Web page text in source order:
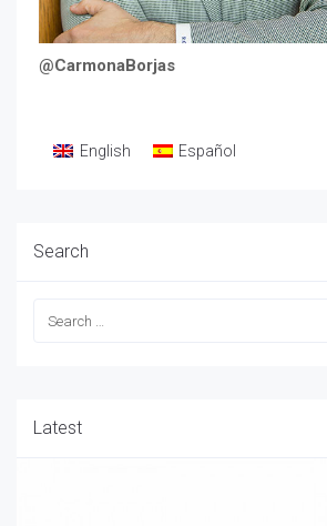
@CarmonaBorjas
English Español
Search
Latest